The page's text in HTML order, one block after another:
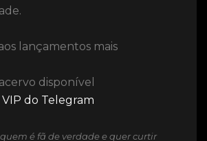
lançamentos mais
disponível
do Telegram
é fã de verdade e quer curtir